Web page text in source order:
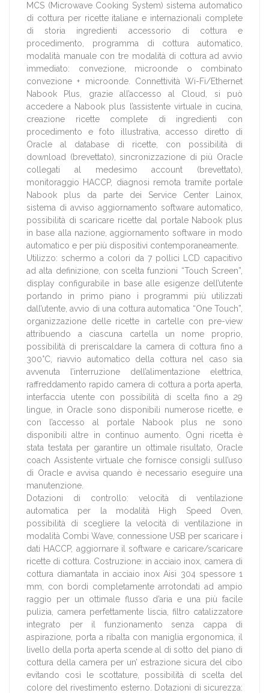
MCS (Microwave Cooking System) sistema automatico
di cottura per ricette italiane e internazionali complete
di storia ingredienti accessorio di cottura e
procedimento, programma di cottura automatico,
modalità manuale con tre modalità di cottura ad avvio
immediato: convezione, microonde o combinato
convezione + microonde. Connettività Wi-Fi/Ethernet
Nabook Plus, grazie all’accesso al Cloud, si può
accedere a Nabook plus l’assistente virtuale in cucina,
creazione ricette complete di ingredienti con
procedimento e foto illustrativa, accesso diretto di
Oracle al database di ricette, con possibilità di
download (brevettato), sincronizzazione di più Oracle
collegati al medesimo account (brevettato),
monitoraggio HACCP, diagnosi remota tramite portale
Nabook plus da parte dei Service Center Lainox,
sistema di avviso aggiornamento software automatico,
possibilità di scaricare ricette dal portale Nabook plus
in base alla nazione, aggiornamento software in modo
automatico e per più dispositivi contemporaneamente.
Utilizzo: schermo a colori da 7 pollici LCD capacitivo
ad alta definizione, con scelta funzioni “Touch Screen”,
display configurabile in base alle esigenze dell’utente
portando in primo piano i programmi più utilizzati
dall’utente, avvio di una cottura automatica “One Touch”,
organizzazione delle ricette in cartelle con pre-view
attribuendo a ciascuna cartella un nome proprio,
possibilità di preriscaldare la camera di cottura fino a
300°C, riavvio automatico della cottura nel caso sia
avvenuta l’interruzione dell’alimentazione elettrica,
raffreddamento rapido camera di cottura a porta aperta,
interfaccia utente con possibilità di scelta fino a 29
lingue, in Oracle sono disponibili numerose ricette, e
con l’accesso al portale Nabook plus ne sono
disponibili altre in continuo aumento. Ogni ricetta è
stata testata per garantire un ottimale risultato, Oracle
coach Assistente virtuale che fornisce consigli sull’uso
di Oracle e avvisa quando è necessario eseguire una
manutenzione.
Dotazioni di controllo: velocità di ventilazione
automatica per la modalità High Speed Oven,
possibilità di scegliere la velocità di ventilazione in
modalità Combi Wave, connessione USB per scaricare i
dati HACCP, aggiornare il software e caricare/scaricare
ricette di cottura. Costruzione: in acciaio inox, camera di
cottura diamantata in acciaio inox Aisi 304 spessore 1
mm, con bordi completamente arrotondati ad ampio
raggio per un ottimale flusso d’aria e una più facile
pulizia, camera perfettamente liscia, filtro catalizzatore
integrato per il funzionamento senza cappa di
aspirazione, porta a ribalta con maniglia ergonomica, il
livello della porta aperta scende al di sotto del piano di
cottura della camera per un’ estrazione sicura del cibo
evitando così le scottature, possibilità di scelta del
colore del rivestimento esterno. Dotazioni di sicurezza: